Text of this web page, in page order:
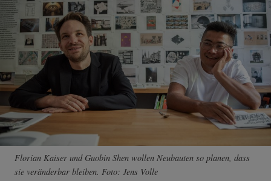
Florian Kaiser und Guobin Shen wollen Neubauten so planen, dass
sie veränderbar bleiben. Foto: Jens Volle